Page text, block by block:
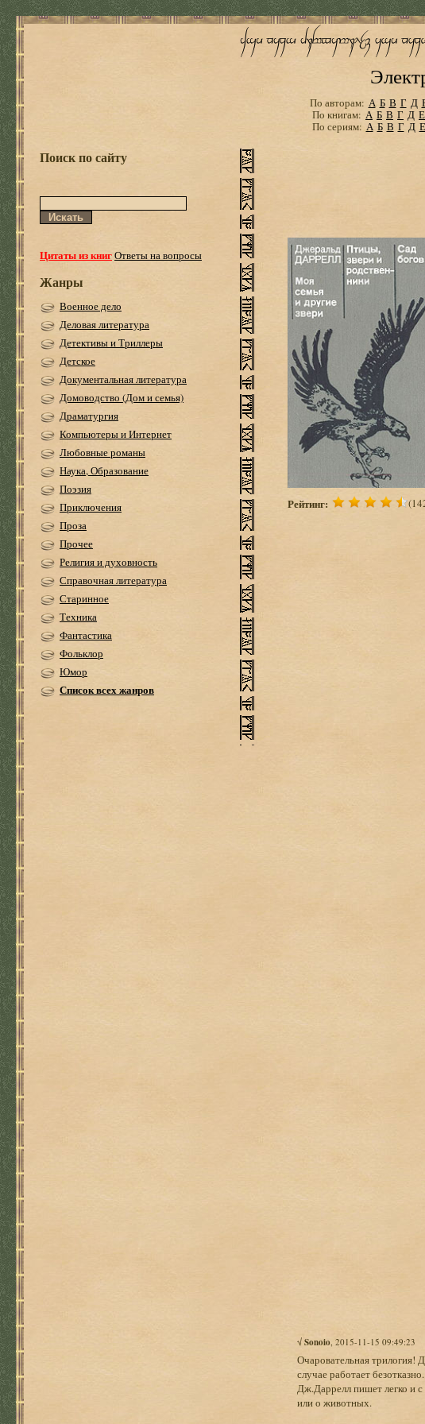
По авторам: А Б В Г Д
По книгам: А Б В Г Д Е
По сериям: А Б В Г Д Е
Поиск по сайту
Цитаты из книгОтветы на вопросы
Жанры
Военное дело
Деловая литература
Детективы и Триллеры
Детское
Документальная литература
Домоводство (Дом и семья)
Драматургия
Компьютеры и Интернет
Любовные романы
Наука, Образование
Поэзия
Приключения
Проза
Прочее
Религия и духовность
Справочная литература
Старинное
Техника
Фантастика
Фольклор
Юмор
Список всех жанров
Рейтинг:
√ Sonoio, 2015-11-15 09:49:23
Очаровательная трилогия!
случае работает
Дж.Даррелл пишет легко и
или о животных.